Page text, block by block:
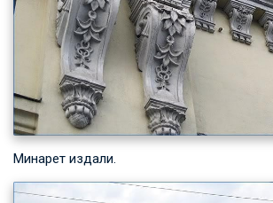
Минарет издали.